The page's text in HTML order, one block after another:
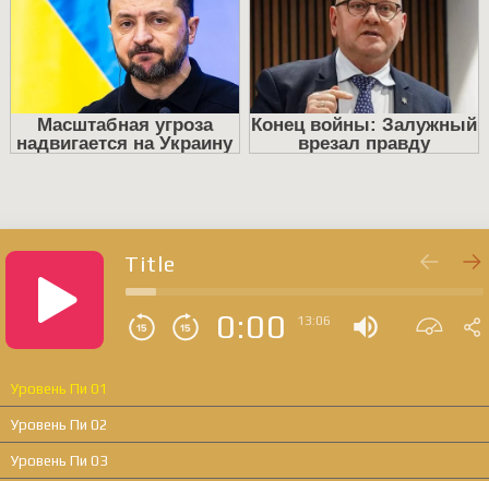
Title
0:00 13:06
Уровень Пи 01
Уровень Пи 02
Уровень Пи 03